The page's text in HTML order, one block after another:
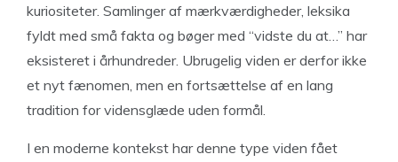
kuriositeter. Samlinger af mærkværdigheder, leksika
fyldt med små fakta og bøger med “vidste du at…” har
eksisteret i århundreder. Ubrugelig viden er derfor ikke
et nyt fænomen, men en fortsættelse af en lang
tradition for vidensglæde uden formål.
I en moderne kontekst har denne type viden fået